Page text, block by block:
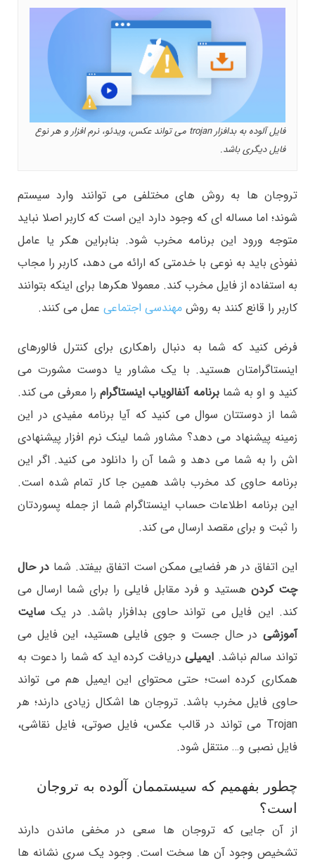
فایل آلوده به بدافزار trojan می تواند عکس، ویدئو، نرم افزار و هر نوع
فایل دیگری باشد.
تروجان ها به روش های مختلفی می توانند وارد سیستم
شوند؛ اما مساله ای که وجود دارد این است که کاربر اصلا نباید
متوجه ورود این برنامه مخرب شود. بنابراین هکر یا عامل
نفوذی باید به نوعی با خدمتی که ارائه می دهد، کاربر را مجاب
به استفاده از فایل مخرب کند. معمولا هکرها برای اینکه بتوانند
کاربر را قانع کنند به روش مهندسی اجتماعی عمل می کنند.
فرض کنید که شما به دنبال راهکاری برای کنترل فالورهای
اینستاگرامتان هستید. با یک مشاور یا دوست مشورت می
کنید و او به شمابرنامه آنفالویاب اینستاگرامرا معرفی می کند.
شما از دوستتان سوال می کنید که آیا برنامه مفیدی در این
زمینه پیشنهاد می دهد؟ مشاور شما لینک نرم افزار پیشنهادی
اش را به شما می دهد و شما آن را دانلود می کنید. اگر این
برنامه حاوی کد مخرب باشد همین جا کار تمام شده است.
این برنامه اطلاعات حساب اینستاگرام شما از جمله پسوردتان
را ثبت و برای مقصد ارسال می کند.
این اتفاق در هر فضایی ممکن است اتفاق بیفتد. شمادر حال
چت کردن هستید و فرد مقابل فایلی را برای شما ارسال می
کند. این فایل می تواند حاوی بدافزار باشد. در یک سایت
آموزشی در حال جست و جوی فایلی هستید، این فایل می
تواند سالم نباشد. ایمیلیدریافت کرده اید که شما را دعوت به
همکاری کرده است؛ حتی محتوای این ایمیل هم می تواند
حاوی فایل مخرب باشد. تروجان ها اشکال زیادی دارند؛ هر
Trojan می تواند در قالب عکس، فایل صوتی، فایل نقاشی،
فایل نصبی و… منتقل شود.
چطور بفهمیم که سیستممان آلوده به تروجان
است؟
از آن جایی که تروجان ها سعی در مخفی ماندن دارند
تشخیص وجود آن ها سخت است. وجود یک سری نشانه ها